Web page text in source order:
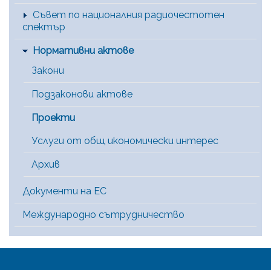
Съвет по националния радиочестотен
спектър
Нормативни актове
Закони
Подзаконови актове
Проекти
Услуги от общ икономически интерес
Архив
Документи на ЕС
Международно сътрудничество